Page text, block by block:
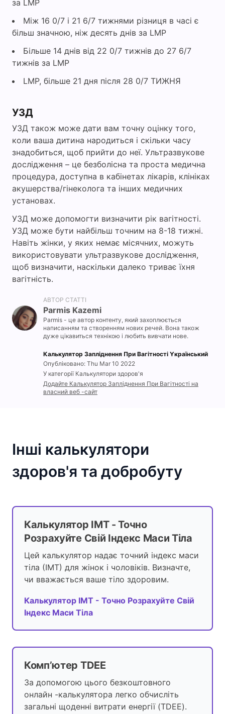
за LMP
Між 16 0/7 і 21 6/7 тижнями різниця в часі є
більш значною, ніж десять днів за LMP
Більше 14 днів від 22 0/7 тижнів до 27 6/7
тижнів за LMP
LMP, більше 21 дня після 28 0/7 ТИЖНЯ
УЗД
УЗД також може дати вам точну оцінку того,
коли ваша дитина народиться і скільки часу
знадобиться, щоб прийти до неї. Ультразвукове
дослідження – це безболісна та проста медична
процедура, доступна в кабінетах лікарів, клініках
акушерства/гінеколога та інших медичних
установах.
УЗД може допомогти визначити рік вагітності.
УЗД може бути найбільш точним на 8-18 тижні.
Навіть жінки, у яких немає місячних, можуть
використовувати ультразвукове дослідження,
щоб визначити, наскільки далеко триває їхня
вагітність.
АВТОР СТАТТІ
Parmis Kazemi
Parmis - це автор контенту, який захоплюється
написанням та створенням нових речей. Вона також
дуже цікавиться технікою і любить вивчати нове.
Калькулятор Запліднення При Вагітності Yкраїнський
Опубліковано: Thu Mar 10 2022
У категорії Калькулятори здоров'я
Додайте Калькулятор Запліднення При Вагітності на
власний веб -сайт
Інші калькулятори
здоров'я та добробуту
Калькулятор ІМТ - Точно
Розрахуйте Свій Індекс Маси Тіла
Цей калькулятор надає точний індекс маси
тіла (ІМТ) для жінок і чоловіків. Визначте,
чи вважається ваше тіло здоровим.
Калькулятор ІМТ - Точно Розрахуйте Свій
Індекс Маси Тіла
Комп’ютер TDEE
За допомогою цього безкоштовного
онлайн -калькулятора легко обчисліть
загальні щоденні витрати енергії (TDEE).